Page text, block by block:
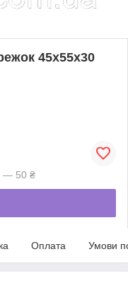
45х55х30
— 50 ₴
Оплата Умови